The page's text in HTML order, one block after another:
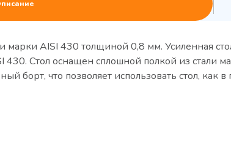
марки AISI 430 толщиной 0,8 мм. Усиленная
Стол оснащен сплошной полкой из стали
борт, что позволяет использовать стол,